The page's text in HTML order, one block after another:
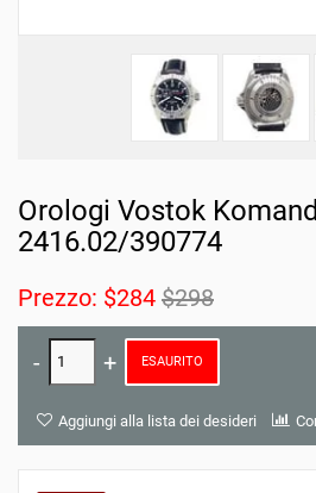
Orologi Vostok
2416.02/390774
Prezzo: $284 $298
ESAURITO
Aggiungi alla lista dei desideri